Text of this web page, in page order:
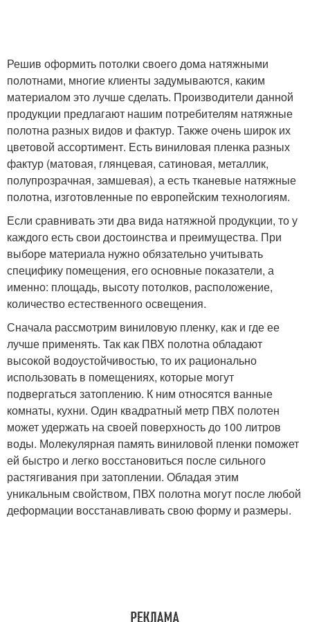
Решив оформить потолки своего дома натяжными
полотнами, многие клиенты задумываются, каким
материалом это лучше сделать. Производители данной
продукции предлагают нашим потребителям натяжные
полотна разных видов и фактур. Также очень широк их
цветовой ассортимент. Есть виниловая пленка разных
фактур (матовая, глянцевая, сатиновая, металлик,
полупрозрачная, замшевая), а есть тканевые натяжные
полотна, изготовленные по европейским технологиям.
Если сравнивать эти два вида натяжной продукции, то у
каждого есть свои достоинства и преимущества. При
выборе материала нужно обязательно учитывать
специфику помещения, его основные показатели, а
именно: площадь, высоту потолков, расположение,
количество естественного освещения.
Сначала рассмотрим виниловую пленку, как и где ее
лучше применять. Так как ПВХ полотна обладают
высокой водоустойчивостью, то их рационально
использовать в помещениях, которые могут
подвергаться затоплению. К ним относятся ванные
комнаты, кухни. Один квадратный метр ПВХ полотен
может удержать на своей поверхность до 100 литров
воды. Молекулярная память виниловой пленки поможет
ей быстро и легко восстановиться после сильного
растягивания при затоплении. Обладая этим
уникальным свойством, ПВХ полотна могут после любой
деформации восстанавливать свою форму и размеры.